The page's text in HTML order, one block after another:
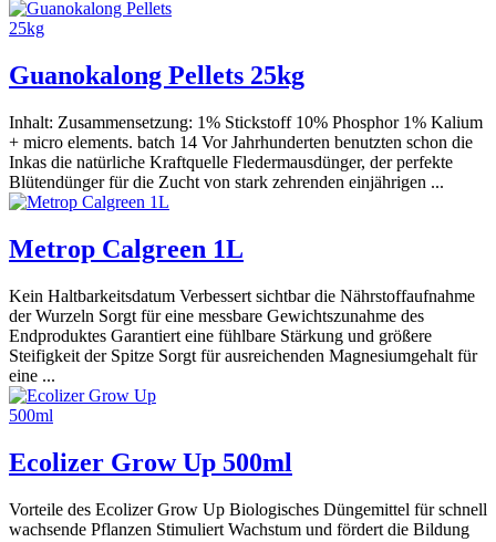
Guanokalong Pellets 25kg
Inhalt: Zusammensetzung: 1% Stickstoff 10% Phosphor 1% Kalium
+ micro elements. batch 14 Vor Jahrhunderten benutzten schon die
Inkas die natürliche Kraftquelle Fledermausdünger, der perfekte
Blütendünger für die Zucht von stark zehrenden einjährigen ...
Metrop Calgreen 1L
Kein Haltbarkeitsdatum Verbessert sichtbar die Nährstoffaufnahme
der Wurzeln Sorgt für eine messbare Gewichtszunahme des
Endproduktes Garantiert eine fühlbare Stärkung und größere
Steifigkeit der Spitze Sorgt für ausreichenden Magnesiumgehalt für
eine ...
Ecolizer Grow Up 500ml
Vorteile des Ecolizer Grow Up Biologisches Düngemittel für schnell
wachsende Pflanzen Stimuliert Wachstum und fördert die Bildung